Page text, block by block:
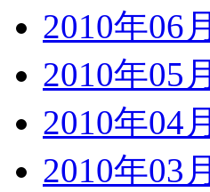
2010年06月
2010年05月
2010年04月
2010年03月